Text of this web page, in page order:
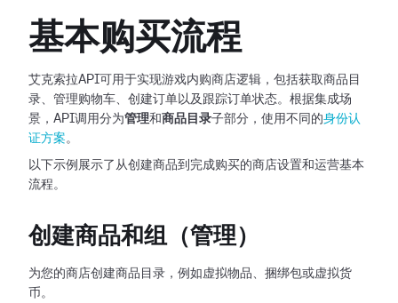
基本购买流程
艾克索拉API可用于实现游戏内购商店逻辑，包括获取商品目
录、管理购物车、创建订单以及跟踪订单状态。根据集成场
景，API调用分为管理和 商品目录子部分，使用不同的身份认
证方案。
以下示例展示了从创建商品到完成购买的商店设置和运营基本
流程。
创建商品和组（管理）
为您的商店创建商品目录，例如虚拟物品、捆绑包或虚拟货
币。